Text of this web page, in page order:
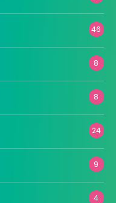
46
8
8
24
9
4